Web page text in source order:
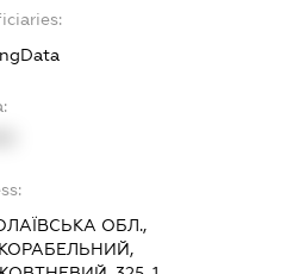
ОБЛ.,